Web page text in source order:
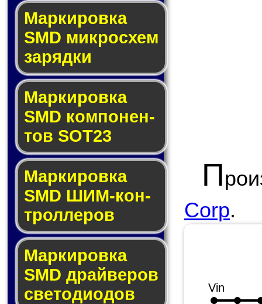
Маркировка
SMD мик­рос­хем
за­ряд­ки
Маркировка
SMD ком­по­нен­
тов SOT23
Маркировка
SMD ШИМ-кон­
трол­ле­ров
Маркировка
SMD драй­ве­ров
све­то­ди­о­дов
П
Corp.
Vin